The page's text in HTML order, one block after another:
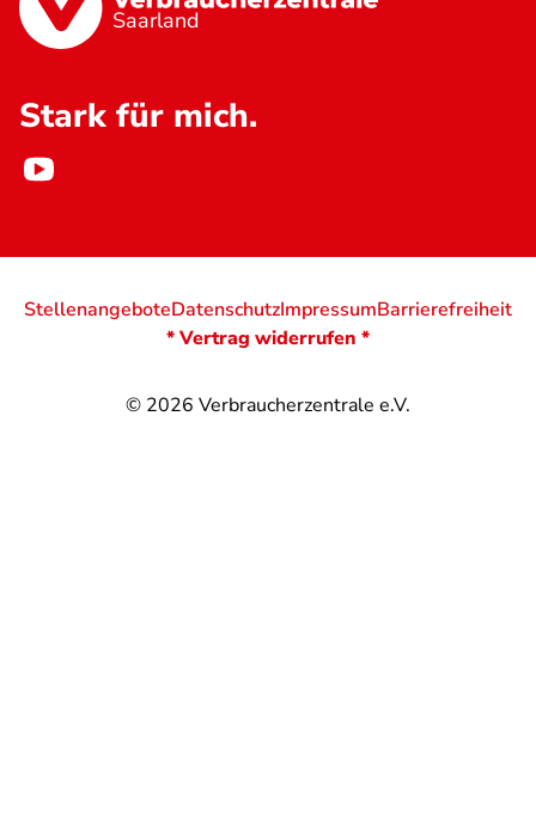
Saarland
Stark für mich.
© 2026 Verbraucherzentrale e.V.
StellenangeboteDatenschutzImpressumBarrierefreiheit
* Vertrag widerrufen *